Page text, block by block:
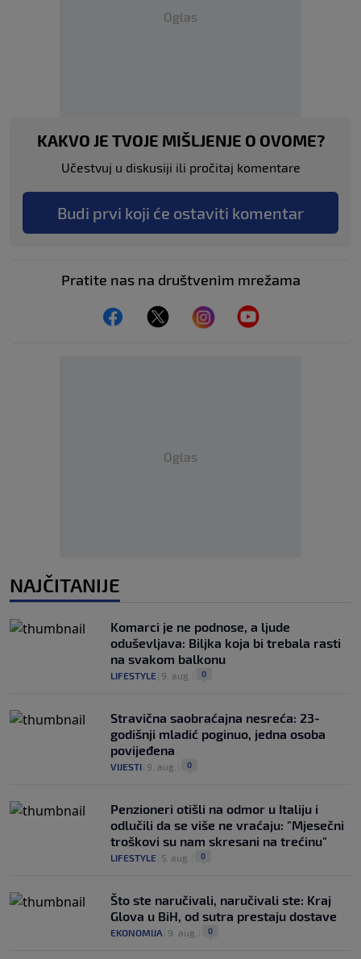
Oglas
KAKVO JE TVOJE MIŠLJENJE O OVOME?
Učestvuj u diskusiji ili pročitaj komentare
Budi prvi koji će ostaviti komentar
Pratite nas na društvenim mrežama
Oglas
NAJČITANIJE
Komarci je ne podnose, a ljude
oduševljava: Biljka koja bi trebala rasti
na svakom balkonu
LIFESTYLE 9. aug. 0
Stravična saobraćajna nesreća: 23-
godišnji mladić poginuo, jedna osoba
povijeđena
VIJESTI 9. aug. 0
Penzioneri otišli na odmor u Italiju i
odlučili da se više ne vraćaju: "Mjesečni
troškovi su nam skresani na trećinu"
LIFESTYLE 5. aug. 0
Što ste naručivali, naručivali ste: Kraj
Glova u BiH, od sutra prestaju dostave
EKONOMIJA 9. aug. 0